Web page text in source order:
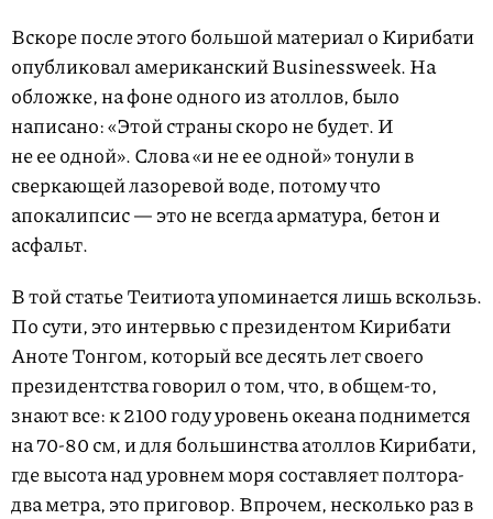
Вскоре после этого большой материал о Кирибати
опубликовал американский Bu­sinessweek. На
обложке, на фоне одного из атоллов, было
написано: «Этой страны скоро не будет. И
не ее одной». Слова «и не ее одной» тонули в
сверкающей лазоревой воде, потому что
апокалипсис — это не всегда арматура, бетон и
асфальт.
В той статье Теитиота упоминается лишь вскользь.
По сути, это интервью с президентом Кирибати
Аноте Тонгом, который все десять лет своего
президентства говорил о том, что, в общем-то,
знают все: к 2100 году уровень океана поднимется
на 70-80 см, и для большинства атоллов Кирибати,
где высота над уровнем моря составляет полтора-
два метра, это приговор. Впрочем, несколько раз в